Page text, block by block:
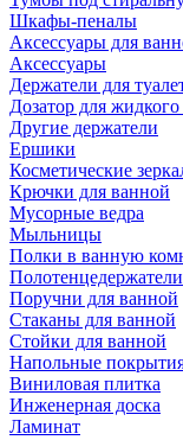
Шкафы-пеналы
Аксессуары для
Аксессуары
Держатели для
Дозатор для
Другие держатели
Ершики
Косметические
Крючки для ванной
Мусорные ведра
Мыльницы
Полки в ванную
Полотенцедержатели
Поручни для ванной
Стаканы для ванной
Стойки для ванной
Напольные
Виниловая плитка
Инженерная доска
Ламинат